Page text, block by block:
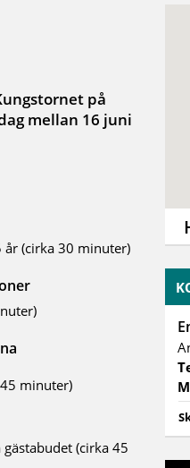
på
mellan 16 juni
(cirka 30 minuter)
minuter)
(cirka 45